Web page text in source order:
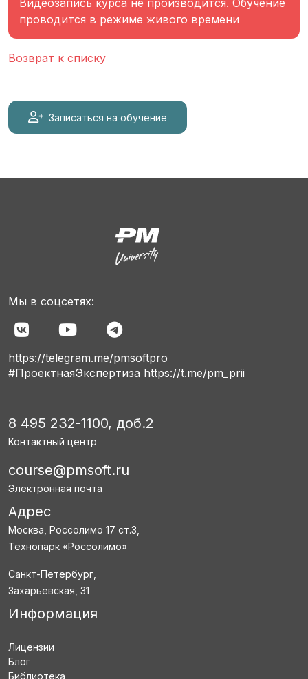
Записаться на обучение
Видеозапись курса не производится. Обучение
проводится в режиме живого времени
Возврат к списку
Мы в соцсетях:
https://telegram.me/pmsoftpro
#ПроектнаяЭкспертиза https://t.me/pm_prii
8 495 232-1100, доб.2
Контактный центр
course@pmsoft.ru
Электронная почта
Адрес
Москва, Россолимо 17 ст.3,
Технопарк «Россолимо»
Санкт-Петербург,
Захарьевская, 31
Информация
Лицензии
Блог
Библиотека